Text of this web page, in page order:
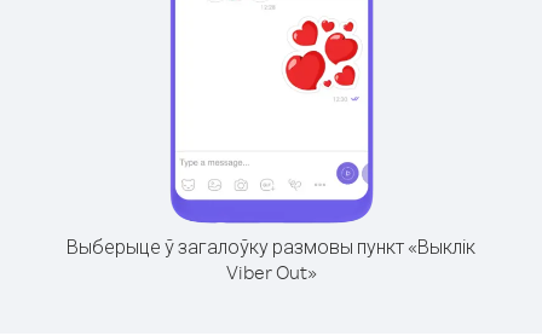
Выберыце ў загалоўку размовы пункт «Выклік
Viber Out»